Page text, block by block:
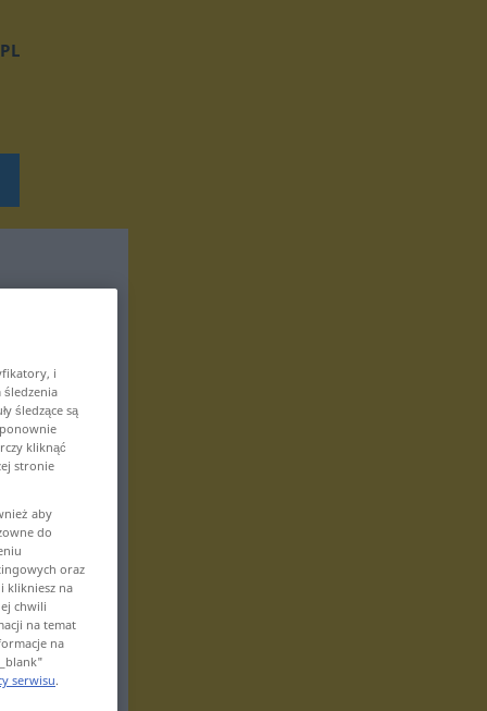
PL
i
śledzące są
kliknąć
stronie
aby
do
oraz
klikniesz na
chwili
na temat
na
serwisu.